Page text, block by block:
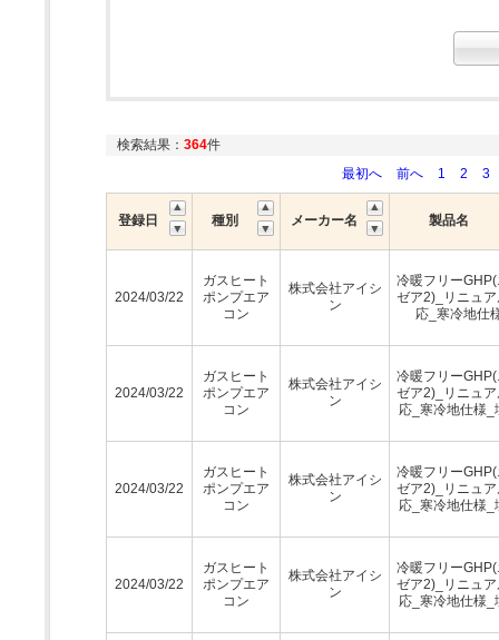
検索結果： 364件
最初へ
前へ 1 2 3
登録日 種別 メーカー名 製品名
2024/03/22
ガスヒート
ポンプエア
コン
株式会社アイシ
ン
冷暖フリー
ゼア2)_リニュア
応_寒冷地仕
2024/03/22
ガスヒート
ポンプエア
コン
株式会社アイシ
ン
冷暖フリー
ゼア2)_リニュア
応_寒冷地仕様_
2024/03/22
ガスヒート
ポンプエア
コン
株式会社アイシ
ン
冷暖フリー
ゼア2)_リニュア
応_寒冷地仕様_
2024/03/22
ガスヒート
ポンプエア
コン
株式会社アイシ
ン
冷暖フリー
ゼア2)_リニュア
応_寒冷地仕様_